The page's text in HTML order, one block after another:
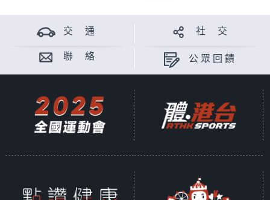
交 通 社 交
聯 絡 公眾回饋